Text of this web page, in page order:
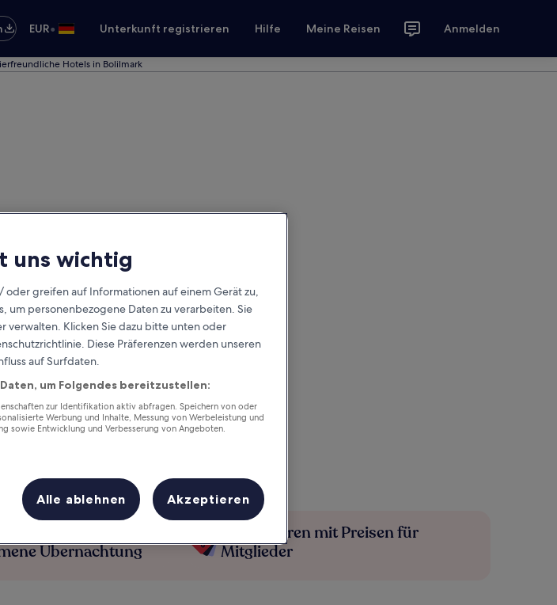
EUR• Unterkunft registrieren Hilfe Meine Reisen Anmelden
Hotels in Bolilmark
Übernachtung
Mehr sparen mit Preisen für
Mitglieder
uns wichtig
oder greifen auf Informationen auf einem Gerät zu,
um personenbezogene Daten zu verarbeiten. Sie
verwalten. Klicken Sie dazu bitte unten oder
Diese Präferenzen werden unseren
auf Surfdaten.
um Folgendes bereitzustellen:
zur Identifikation aktiv abfragen. Speichern von oder
Werbung und Inhalte, Messung von Werbeleistung und
sowie Entwicklung und Verbesserung von Angeboten.
Alle ablehnen Akzeptieren